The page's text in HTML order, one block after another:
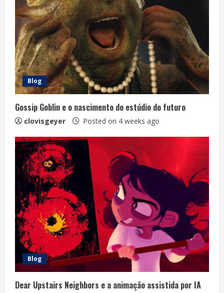
Blog
Gossip Goblin e o nascimento do estúdio do futuro
clovisgeyer Posted on 4 weeks ago
Blog
Dear Upstairs Neighbors e a animação assistida por IA